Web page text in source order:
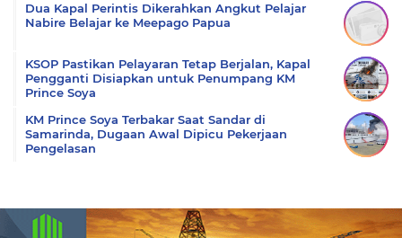
Dua Kapal Perintis Dikerahkan Angkut Pelajar
Nabire Belajar ke Meepago Papua
KSOP Pastikan Pelayaran Tetap Berjalan, Kapal
Pengganti Disiapkan untuk Penumpang KM
Prince Soya
KM Prince Soya Terbakar Saat Sandar di
Samarinda, Dugaan Awal Dipicu Pekerjaan
Pengelasan